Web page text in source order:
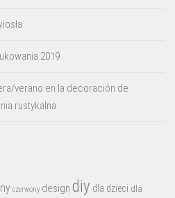
2019
verano en la decoración de
rustykalna
czerwony design diy dla dzieci dla